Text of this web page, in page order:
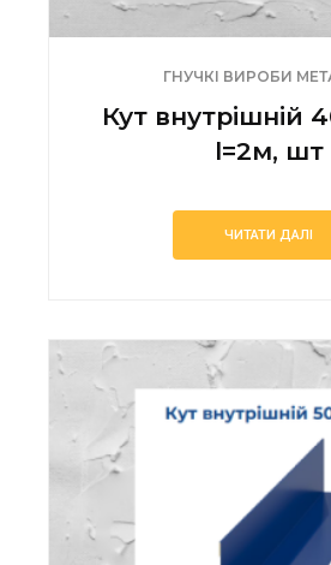
ГНУЧКІ ВИРОБИ
Кут внутрішній
l=2м, шт
ЧИТАТИ ДАЛІ